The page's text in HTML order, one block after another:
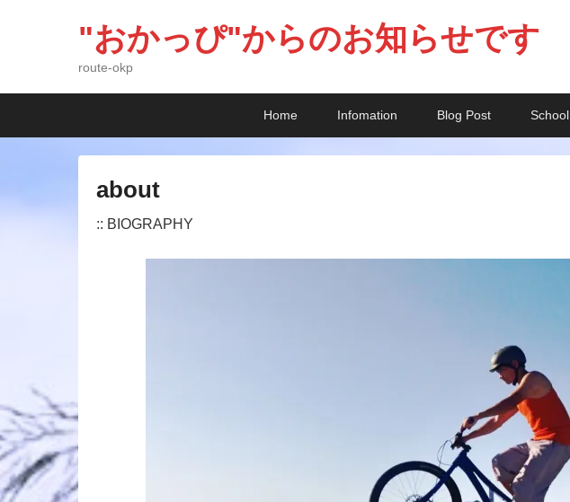
"おかっぴ"からのお知らせです
route-okp
Home Infomation Blog Post School
about
2
:: BIOGRAPHY